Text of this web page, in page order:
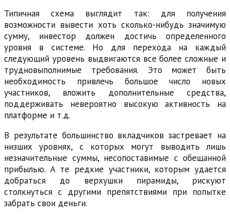
Типичная схема выглядит так: для получения
возможности вывести хоть сколько-нибудь значимую
сумму, инвестор должен достичь определенного
уровня в системе. Но для перехода на каждый
следующий уровень выдвигаются все более сложные и
трудновыполнимые требования. Это может быть
необходимость привлечь большое число новых
участников, вложить дополнительные средства,
поддерживать невероятно высокую активность на
платформе и т.д.
В результате большинство вкладчиков застревает на
низших уровнях, с которых могут выводить лишь
незначительные суммы, несопоставимые с обещанной
прибылью. А те редкие участники, которым удается
добраться до верхушки пирамиды, рискуют
столкнуться с другими препятствиями при попытке
забрать свои деньги.